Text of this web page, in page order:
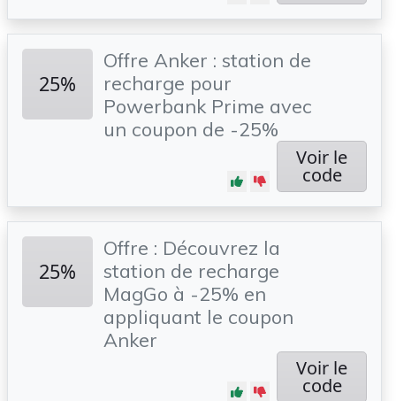
25%
Offre Anker : station de
recharge pour
Powerbank Prime avec
un coupon de -25%
Voir le
code
25%
Offre : Découvrez la
station de recharge
MagGo à -25% en
appliquant le coupon
Anker
Voir le
code